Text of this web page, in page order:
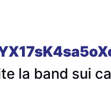
la band sui